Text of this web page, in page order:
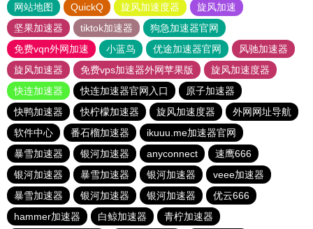
网站地图 QuickQ 旋风加速度器
旋风加速
坚果加速器
tiktok加速器
狗急加速器官网
免费vqn外网加速
小蓝鸟 优途加速器官网
风驰加速器
旋风加速器
免费vps加速器外网苹果版
旋风加速度器
快连加速器
快连加速器官网入口
原子加速器
快鸭加速器
快柠檬加速器 旋风加速度器
外网网址导航
软件中心
番石榴加速器
ikuuu.me加速器官网
暴雪加速器
银河加速器 anyconnect
速鹰666
银河加速器
暴雪加速器 银河加速器
veee加速器
暴雪加速器
银河加速器 银河加速器
优云666
hammer加速器
白鲸加速器 青柠加速器